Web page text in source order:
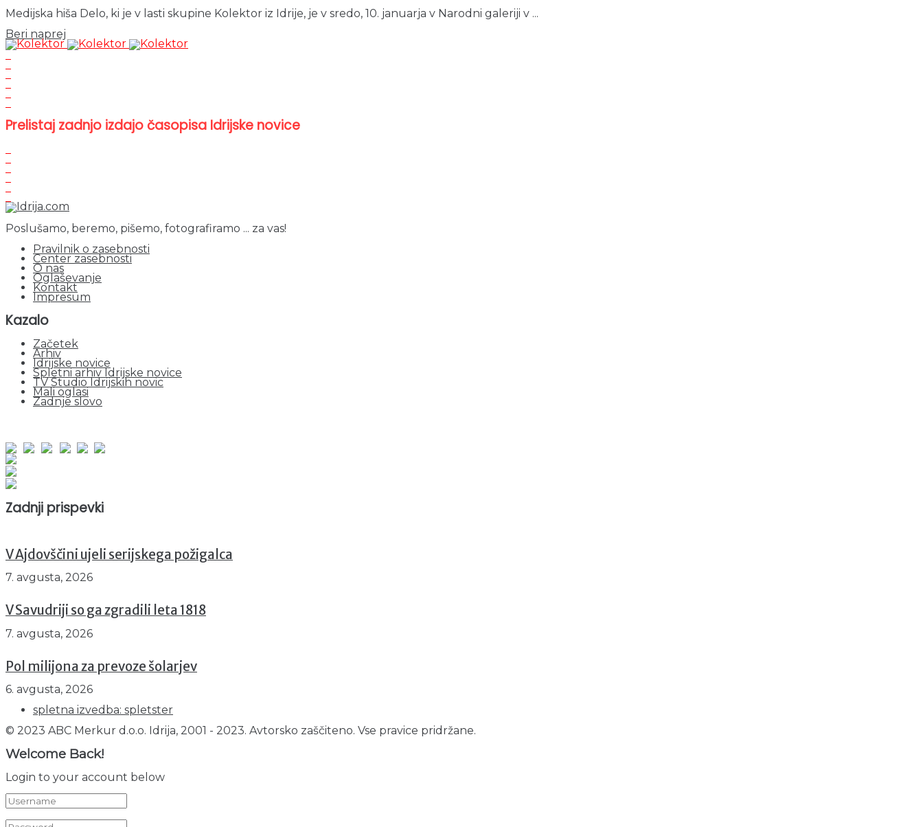
Medijska hiša Delo, ki je v lasti skupine Kolektor iz Idrije, je v sredo, 10. januarja v Narodni galeriji v ...
Beri naprej
Prelistaj zadnjo izdajo časopisa Idrijske novice
Poslušamo, beremo, pišemo, fotografiramo ... za vas!
Pravilnik o zasebnosti
Center zasebnosti
O nas
Oglaševanje
Kontakt
Impresum
Kazalo
Začetek
Arhiv
Idrijske novice
Spletni arhiv Idrijske novice
TV Studio Idrijskih novic
Mali oglasi
Zadnje slovo
Zadnji prispevki
V Ajdovščini ujeli serijskega požigalca
7. avgusta, 2026
V Savudriji so ga zgradili leta 1818
7. avgusta, 2026
Pol milijona za prevoze šolarjev
6. avgusta, 2026
spletna izvedba: spletster
© 2023 ABC Merkur d.o.o. Idrija, 2001 - 2023. Avtorsko zaščiteno. Vse pravice pridržane.
Welcome Back!
Login to your account below